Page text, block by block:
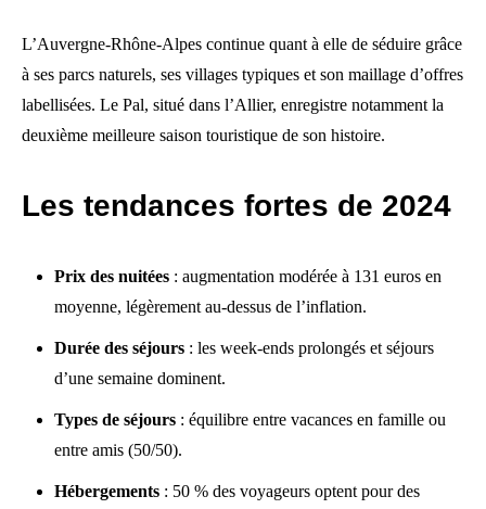
L’Auvergne-Rhône-Alpes continue quant à elle de séduire grâce
à ses parcs naturels, ses villages typiques et son maillage d’offres
labellisées. Le Pal, situé dans l’Allier, enregistre notamment la
deuxième meilleure saison touristique de son histoire.
Les tendances fortes de 2024
Prix des nuitées : augmentation modérée à 131 euros en
moyenne, légèrement au-dessus de l’inflation.
Durée des séjours : les week-ends prolongés et séjours
d’une semaine dominent.
Types de séjours : équilibre entre vacances en famille ou
entre amis (50/50).
Hébergements : 50 % des voyageurs optent pour des